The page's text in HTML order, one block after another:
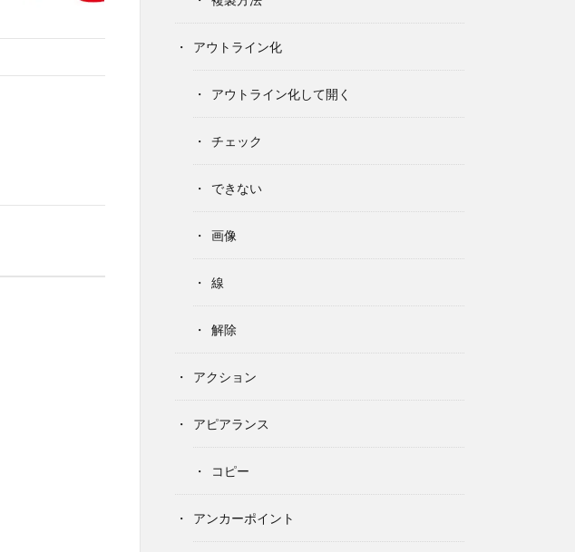
アウトライン化
アウトライン化して開く
チェック
できない
画像
線
解除
アクション
アピアランス
コピー
アンカーポイント